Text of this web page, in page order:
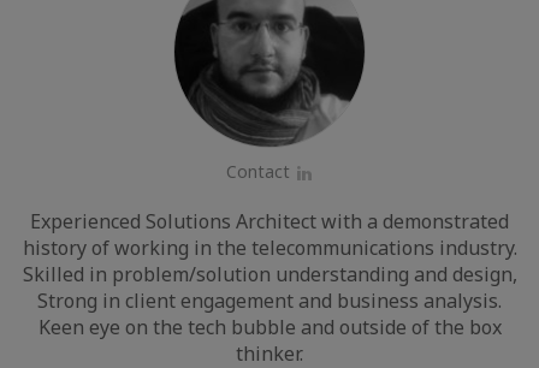
Contact
Experienced Solutions Architect with a demonstrated
history of working in the telecommunications industry.
Skilled in problem/solution understanding and design,
Strong in client engagement and business analysis.
Keen eye on the tech bubble and outside of the box
thinker.